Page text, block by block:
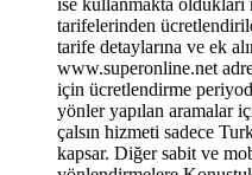
tarifelerinden
tarife detaylarına ve ek
www.superonline.net
için ücretlendirme
yönler yapılan aramalar
çalsın hizmeti sadece
kapsar. Diğer sabit ve